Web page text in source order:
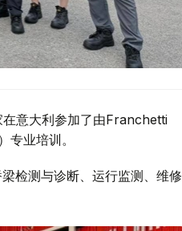
意大利参加了由Franchetti
业培训。
检测与诊断、运行监测、维修